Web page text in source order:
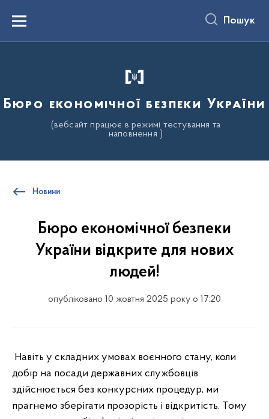
вмістуMenu Пошук
Бюро економічної безпеки України
(вебсайт працює в режимі тестування та
наповнення )
Новини
Бюро економічної безпеки
України відкрите для нових
людей!
опубліковано 10 жовтня 2025 року о 17:20
Навіть у складних умовах воєнного стану, коли
добір на посади державних службовців
здійснюється без конкурсних процедур, ми
прагнемо зберігати прозорість і відкритість. Тому